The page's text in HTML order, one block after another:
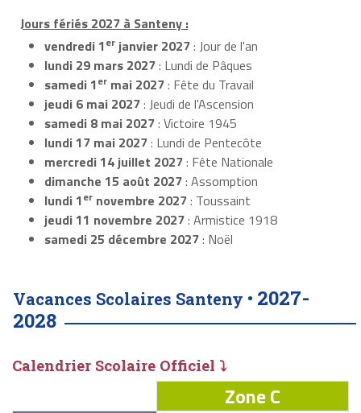
Jours fériés 2027 à Santeny :
vendredi 1er janvier 2027: Jour de l'an
lundi 29 mars 2027: Lundi de Pâques
samedi 1er mai 2027: Fête du Travail
jeudi 6 mai 2027: Jeudi de l'Ascension
samedi 8 mai 2027: Victoire 1945
lundi 17 mai 2027: Lundi de Pentecôte
mercredi 14 juillet 2027: Fête Nationale
dimanche 15 août 2027: Assomption
lundi 1er novembre 2027: Toussaint
jeudi 11 novembre 2027: Armistice 1918
samedi 25 décembre 2027: Noël
Vacances Scolaires Santeny • 2027-
2028
Calendrier Scolaire Officiel ⤵
Zone C